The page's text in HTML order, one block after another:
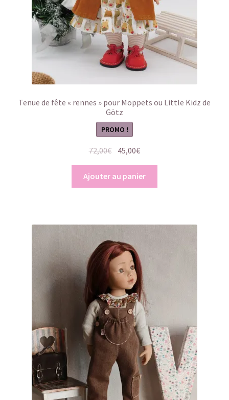
Tenue de fête « rennes » pour Moppets ou Little Kidz de
Götz
PROMO !
72,00€ Le
initial
était :
45,00€Le
actuel
est :
Ajouter au panier